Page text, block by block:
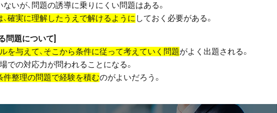
いが、問題の誘導に乗りにくい問題はある。
確実に理解したうえで解けるように しておく必要がある。
問題について]
を与えて、そこから条件に従って考えていく問題がよく出題される。
での対応力が問われることになる。
件整理の問題で経験を積むのがよいだろう。